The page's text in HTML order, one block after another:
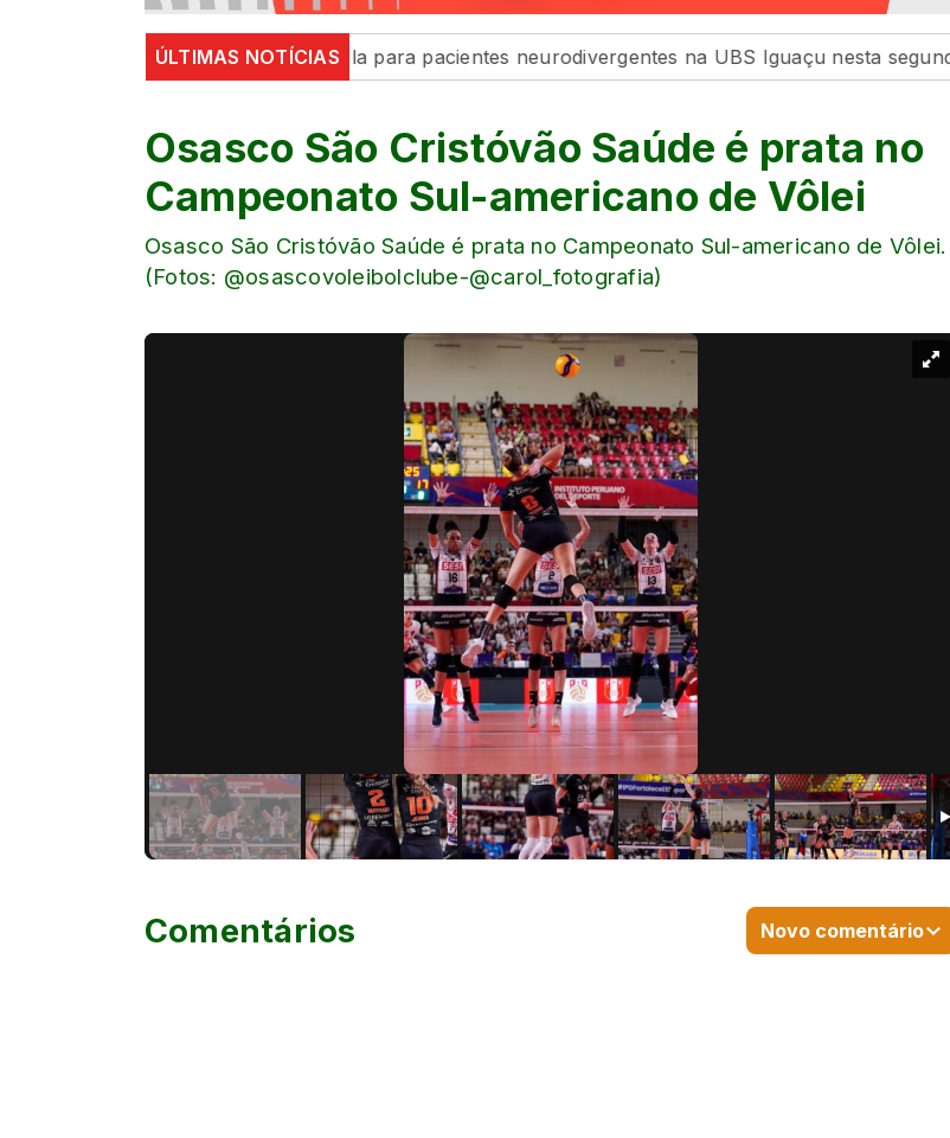
ÚLTIMAS NOTÍCIAS
de Maringá inaugura sala para pacientes neurodivergentes na UBS Iguaçu nesta segunda, 10
Osasco São Cristóvão Saúde é prata no
Campeonato Sul-americano de Vôlei
Osasco São Cristóvão Saúde é prata no Campeonato Sul-americano de Vôlei.
(Fotos: @osascovoleibolclube-@carol_fotografia)
Comentários Novo comentário